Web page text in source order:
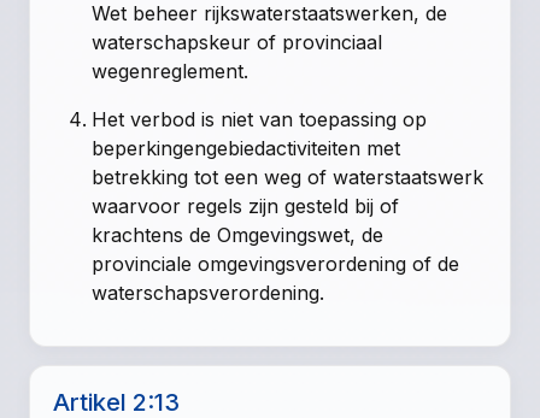
Wet beheer rijkswaterstaatswerken, de
waterschapskeur of provinciaal
wegenreglement.
Het verbod is niet van toepassing op
beperkingengebiedactiviteiten met
betrekking tot een weg of waterstaatswerk
waarvoor regels zijn gesteld bij of
krachtens de Omgevingswet, de
provinciale omgevingsverordening of de
waterschapsverordening.
Artikel 2:13